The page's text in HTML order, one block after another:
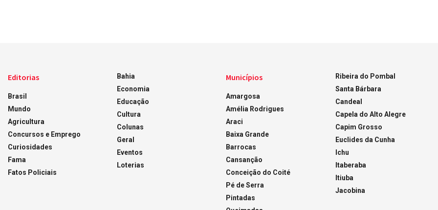
Editorias
Brasil
Mundo
Agricultura
Concursos e Emprego
Curiosidades
Fama
Fatos Policiais
Bahia
Economia
Educação
Cultura
Colunas
Geral
Eventos
Loterias
Municípios
Amargosa
Amélia Rodrigues
Araci
Baixa Grande
Barrocas
Cansanção
Conceição do Coité
Pé de Serra
Pintadas
Ribeira do Pombal
Santa Bárbara
Candeal
Capela do Alto Alegre
Capim Grosso
Euclides da Cunha
Ichu
Itaberaba
Itiuba
Jacobina